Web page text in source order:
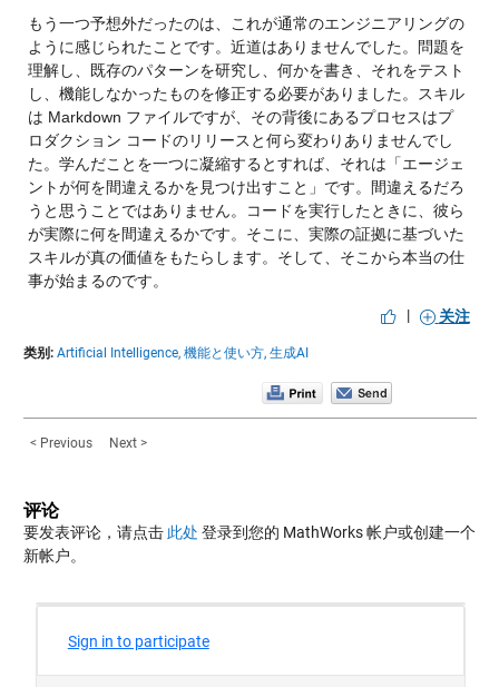
もう一つ予想外だったのは、これが通常のエンジニアリングの
ように感じられたことです。近道はありませんでした。問題を
理解し、既存のパターンを研究し、何かを書き、それをテスト
し、機能しなかったものを修正する必要がありました。スキル
は Markdown ファイルですが、その背後にあるプロセスはプ
ロダクション コードのリリースと何ら変わりありませんでし
た。学んだことを一つに凝縮するとすれば、それは「エージェ
ントが何を間違えるかを見つけ出すこと」です。間違えるだろ
うと思うことではありません。コードを実行したときに、彼ら
が実際に何を間違えるかです。そこに、実際の証拠に基づいた
スキルが真の価値をもたらします。そして、そこから本当の仕
事が始まるのです。
|
关注
类别: Artificial Intelligence, 機能と使い方, 生成AI
< Previous Next >
评论
要发表评论，请点击 此处 登录到您的 MathWorks 帐户或创建一个
新帐户。